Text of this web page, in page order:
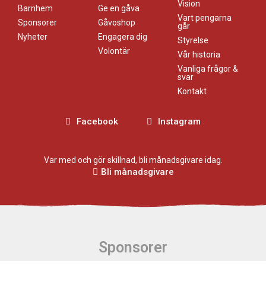
Barnhem
Sponsorer
Nyheter
Ge en gåva
Gåvoshop
Engagera dig
Volontär
Vision
Vart pengarna
går
Styrelse
Vår historia
Vanliga frågor &
svar
Kontakt
Facebook Instagram
Var med och gör skillnad, bli månadsgivare idag.
Bli månadsgivare
Sponsorer